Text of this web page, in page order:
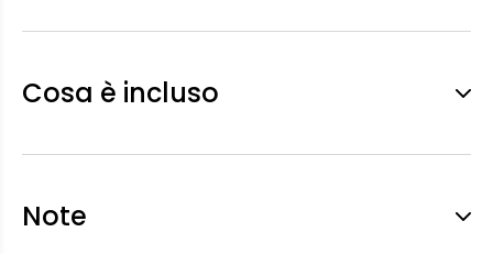
Cosa è incluso
Note